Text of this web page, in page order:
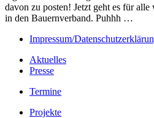
davon zu posten! Jetzt geht es für
in den Bauernverband. Puhhh …
Impressum/
Aktuelles
Presse
Termine
Projekte